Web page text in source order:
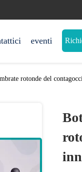
eventi
rotonde del